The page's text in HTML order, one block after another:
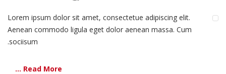
Eti
Lorem ipsum dolor sit amet, consectetue adipiscing elit.
Aenean commodo ligula eget dolor aenean massa. Cum
sociisum.
Read More ...